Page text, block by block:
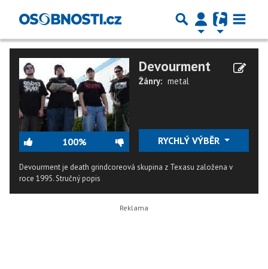
100%
Devourment
Žánry: metal
RYCHLÝ VÝBĚR
Devourment je death grindcoreová skupina z Texasu založena v
roce 1995.Stručný popis